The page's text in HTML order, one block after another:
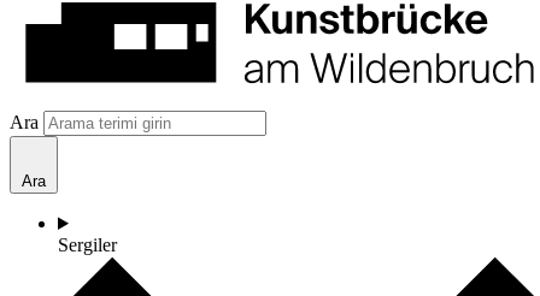
Ara
Ara
Sergiler